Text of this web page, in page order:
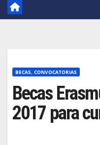
BECAS, CONVOCATORIAS
Becas
2017 para